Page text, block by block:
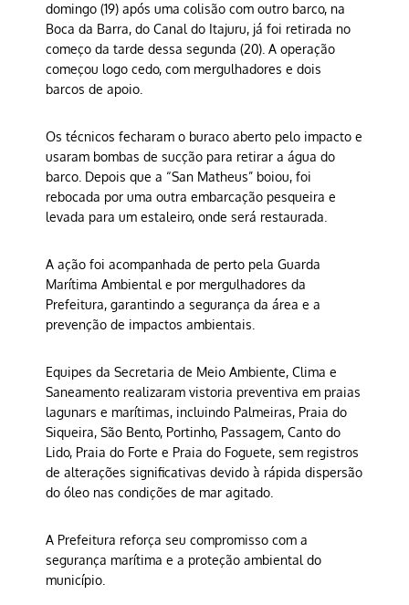
domingo (19) após uma colisão com outro barco, na
Boca da Barra, do Canal do Itajuru, já foi retirada no
começo da tarde dessa segunda (20). A operação
começou logo cedo, com mergulhadores e dois
barcos de apoio.
Os técnicos fecharam o buraco aberto pelo impacto e
usaram bombas de sucção para retirar a água do
barco. Depois que a “San Matheus” boiou, foi
rebocada por uma outra embarcação pesqueira e
levada para um estaleiro, onde será restaurada.
A ação foi acompanhada de perto pela Guarda
Marítima Ambiental e por mergulhadores da
Prefeitura, garantindo a segurança da área e a
prevenção de impactos ambientais.
Equipes da Secretaria de Meio Ambiente, Clima e
Saneamento realizaram vistoria preventiva em praias
lagunars e marítimas, incluindo Palmeiras, Praia do
Siqueira, São Bento, Portinho, Passagem, Canto do
Lido, Praia do Forte e Praia do Foguete, sem registros
de alterações significativas devido à rápida dispersão
do óleo nas condições de mar agitado.
A Prefeitura reforça seu compromisso com a
segurança marítima e a proteção ambiental do
município.